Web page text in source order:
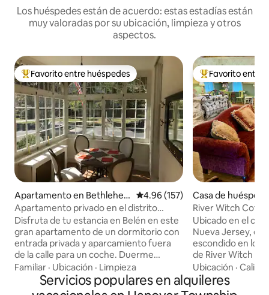
Los huéspedes están de acuerdo: estas estadías están
muy valoradas por su ubicación, limpieza y otros
aspectos.
Favorito entre huéspedes preferido
Favorito entre huéspedes
Apartamento en Bethlehe
m
Calificación promedio: 4.96 de
4.96 (157)
Apartamento privado en el distrito
histórico
Disfruta de tu estancia en Belén en este
gran apartamento de un dormitorio con
entrada privada y aparcamiento fuera
de la calle para un coche. Duerme
cómodamente en una cama tamaño
king con colchón Tempur-Pedic en el
dormitorio. Se proporcionan unidades
Familiar · Ubicación · Limpieza
Favorito entre
Favorito entre
Casa de
chtown
River Witch
Ubicado en el
Nueva Jersey,
escondido en los
de River Witch
una lujosa cama
Prepara una
totalmente
Ubicación ·
Servicios populares en alquileres